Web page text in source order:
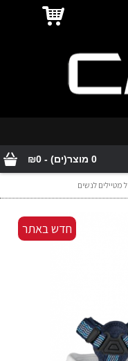
0 מוצר(ים) - ₪0
חדש באתר